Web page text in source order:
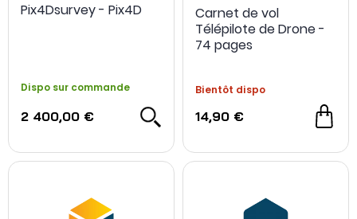
Pix4Dsurvey - Pix4D
Dispo sur commande
2 400,00 €
Carnet de vol
Télépilote de Drone -
74 pages
Bientôt dispo
14,90 €